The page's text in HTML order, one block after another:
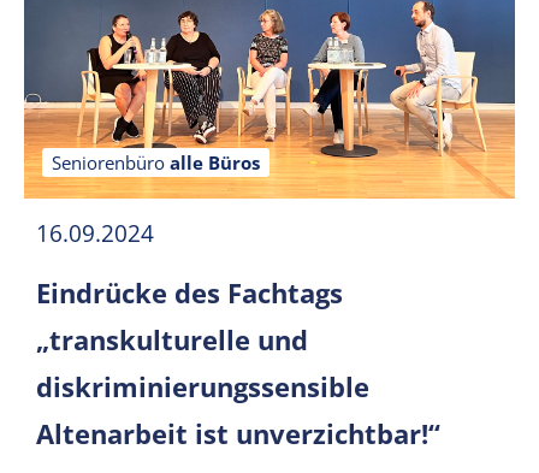
Seniorenbüro alle Büros
16.09.2024
Eindrücke des Fachtags
„transkulturelle und
diskriminierungssensible
Altenarbeit ist unverzichtbar!“